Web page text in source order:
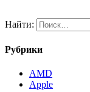
Найти:
Рубрики
AMD
Apple